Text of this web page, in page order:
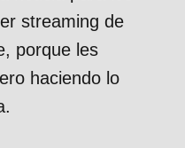
streaming de
porque les
haciendo lo